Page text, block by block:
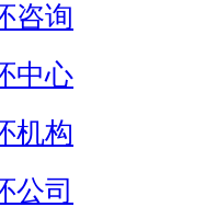
咨询
中心
机构
公司